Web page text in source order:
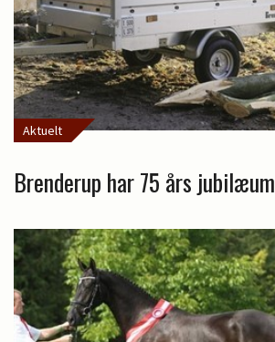
Aktuelt
Brenderup har 75 års jubilæum